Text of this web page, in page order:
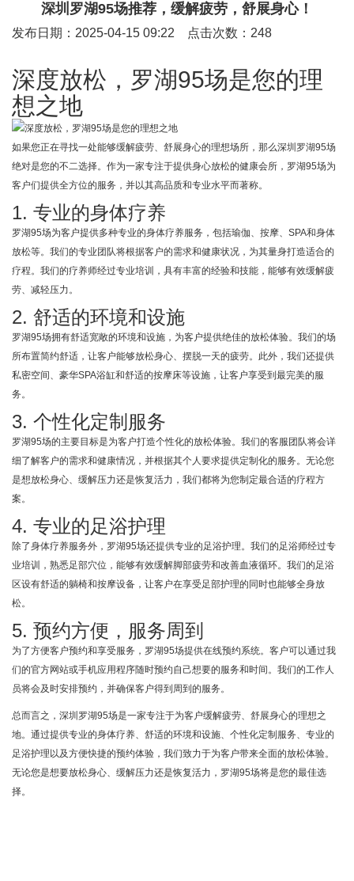
深圳罗湖95场推荐，缓解疲劳，舒展身心！
发布日期：2025-04-15 09:22 点击次数：248
深度放松，罗湖95场是您的理
想之地
如果您正在寻找一处能够缓解疲劳、舒展身心的理想场所，那么深圳罗湖95场
绝对是您的不二选择。作为一家专注于提供身心放松的健康会所，罗湖95场为
客户们提供全方位的服务，并以其高品质和专业水平而著称。
1. 专业的身体疗养
罗湖95场为客户提供多种专业的身体疗养服务，包括瑜伽、按摩、SPA和身体
放松等。我们的专业团队将根据客户的需求和健康状况，为其量身打造适合的
疗程。我们的疗养师经过专业培训，具有丰富的经验和技能，能够有效缓解疲
劳、减轻压力。
2. 舒适的环境和设施
罗湖95场拥有舒适宽敞的环境和设施，为客户提供绝佳的放松体验。我们的场
所布置简约舒适，让客户能够放松身心、摆脱一天的疲劳。此外，我们还提供
私密空间、豪华SPA浴缸和舒适的按摩床等设施，让客户享受到最完美的服
务。
3. 个性化定制服务
罗湖95场的主要目标是为客户打造个性化的放松体验。我们的客服团队将会详
细了解客户的需求和健康情况，并根据其个人要求提供定制化的服务。无论您
是想放松身心、缓解压力还是恢复活力，我们都将为您制定最合适的疗程方
案。
4. 专业的足浴护理
除了身体疗养服务外，罗湖95场还提供专业的足浴护理。我们的足浴师经过专
业培训，熟悉足部穴位，能够有效缓解脚部疲劳和改善血液循环。我们的足浴
区设有舒适的躺椅和按摩设备，让客户在享受足部护理的同时也能够全身放
松。
5. 预约方便，服务周到
为了方便客户预约和享受服务，罗湖95场提供在线预约系统。客户可以通过我
们的官方网站或手机应用程序随时预约自己想要的服务和时间。我们的工作人
员将会及时安排预约，并确保客户得到周到的服务。
总而言之，深圳罗湖95场是一家专注于为客户缓解疲劳、舒展身心的理想之
地。通过提供专业的身体疗养、舒适的环境和设施、个性化定制服务、专业的
足浴护理以及方便快捷的预约体验，我们致力于为客户带来全面的放松体验。
无论您是想要放松身心、缓解压力还是恢复活力，罗湖95场将是您的最佳选
择。